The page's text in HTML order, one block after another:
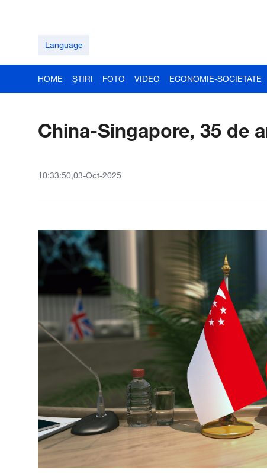
Language
HOME ȘTIRI FOTO VIDEO ECONOMIE-SOCIETATE
China-Singapore, 35 de
10:33:50,03-Oct-2025